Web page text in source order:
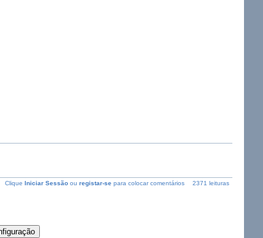
Clique Iniciar Sessãoou registar-separa colocar comentários 2371 leituras